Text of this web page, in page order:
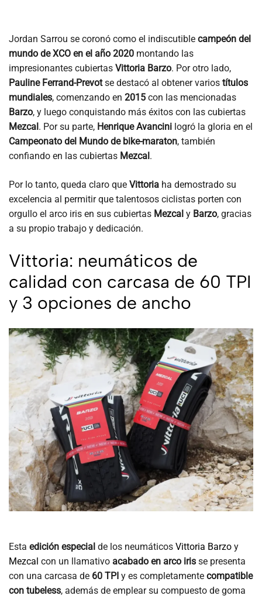
Jordan Sarrou se coronó como el indiscutible campeón del
mundo de XCO en el año 2020 montando las
impresionantes cubiertas Vittoria Barzo. Por otro lado,
Pauline Ferrand-Prevotse destacó al obtener varios títulos
mundiales, comenzando en 2015 con las mencionadas
Barzo, y luego conquistando más éxitos con las cubiertas
Mezcal. Por su parte, Henrique Avancini logró la gloria en el
Campeonato del Mundo de bike-maraton, también
confiando en las cubiertas Mezcal.
Por lo tanto, queda claro que Vittoria ha demostrado su
excelencia al permitir que talentosos ciclistas porten con
orgullo el arco iris en sus cubiertas Mezcal y Barzo, gracias
a su propio trabajo y dedicación.
Vittoria: neumáticos de
calidad con carcasa de 60 TPI
y 3 opciones de ancho
Esta edición especial de los neumáticos Vittoria Barzo y
Mezcal con un llamativo acabado en arco iris se presenta
con una carcasa de 60 TPI y es completamente compatible
con tubeless, además de emplear su compuesto de goma